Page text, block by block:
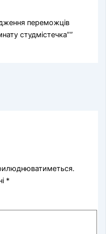
переможців
студмістечка””
*